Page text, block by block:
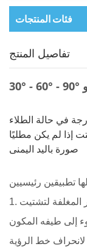
فئات المنتجات
تفاصيل المنتج
إذا لم يكن مطليًا
صورة باليد اليمنى
1. يتم استخدام منشورات التشتت الليترو غير المغلفة لتشتيت
لانحراف خط الرؤية